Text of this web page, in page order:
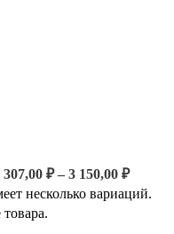
₽ – 3 150,00 ₽
несколько вариаций.